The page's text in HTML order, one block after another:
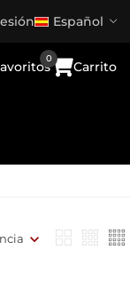
Español
Carrito
0